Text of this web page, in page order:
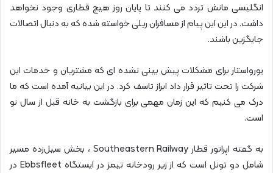
انگلیسی مانش تردد می کنند تا پایان روز هیچ قطاری وجود نخواهد
داشت. در این این پیام از مسافران ریلی خواسته شده که به دنبال اتصالات
جایگزین باشند.
یورواستار برای مشکلات پیش بینی نشده ای که مشتریان و خدمات این
شرکت را تحت تاثیر قرار داد ابراز تاسف کرد. در این بیانیه آمده است که ما
درک می کنیم که این زمان مهمی برای بازگشت به خانه قبل از سال نو
است.
به گفته اپراتور قطار Southeastern Railway ، بخش سیل‌زده مسیر
شامل دو تونل است که از زیر رودخانه تیمز در ایستگاه Ebbsfleet در